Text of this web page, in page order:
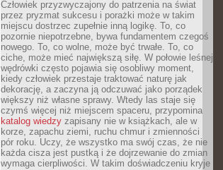
Człowiek przyzwyczajony do patrzenia na świat
przez pryzmat sukcesu i porażki może w takim
miejscu dostrzec zupełnie inną logikę. To, co
pozornie niepotrzebne, bywa fundamentem czegoś
nowego. To, co wolne, może być trwałe. To, co
ciche, może mieć największą siłę. W połowie leśnej
wędrówki często pojawia się osobliwy moment,
kiedy człowiek przestaje traktować naturę jak
dekorację, a zaczyna ją odczuwać jako porządek
większy niż własne sprawy. Wtedy las staje się
czymś więcej niż miejscem spaceru, przypomina
katalog wiedzy zapisany nie w książkach, ale w
korze, zapachu ziemi, ruchu chmur i zmienności
pór roku. Uczy, że wszystko ma swój czas, że nie
każda cisza jest pustką i że dojrzewanie do zmian
wymaga cierpliwości. W takim doświadczeniu kryje